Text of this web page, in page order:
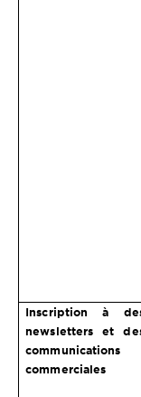
Inscription à
newsletters et
communications
commerciales